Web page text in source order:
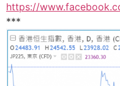
https://
***